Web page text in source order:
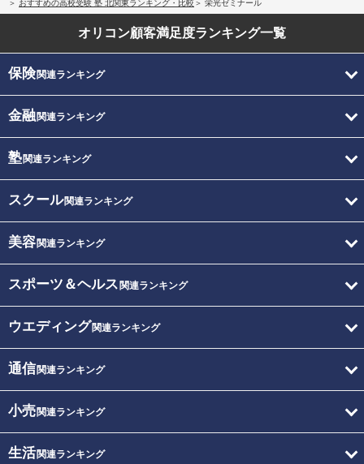
おすすめの高校受験 塾 北関東ランキング・比較
栄光ゼミナール
オリコン顧客満足度ランキング一覧
保険関連ランキング
金融関連ランキング
塾関連ランキング
スクール関連ランキング
美容関連ランキング
スポーツ＆ヘルス 関連ランキング
ウエディング関連ランキング
通信関連ランキング
小売関連ランキング
生活関連ランキング